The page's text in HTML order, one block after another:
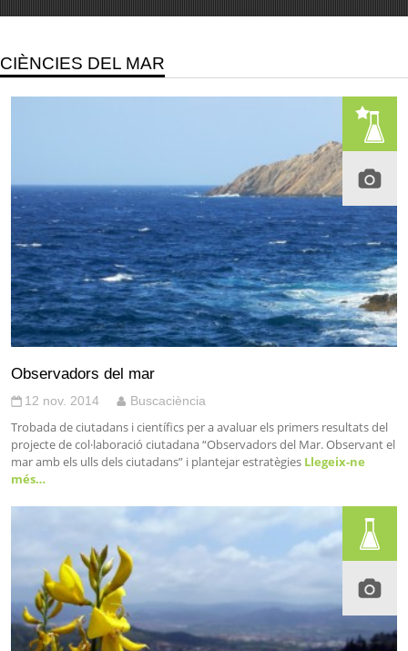
CIÈNCIES DEL MAR
Observadors del mar
12 nov. 2014 Buscaciència
Trobada de ciutadans i científics per a avaluar els primers resultats del
projecte de col·laboració ciutadana “Observadors del Mar. Observant el
mar amb els ulls dels ciutadans” i plantejar estratègies Llegeix-ne
més…